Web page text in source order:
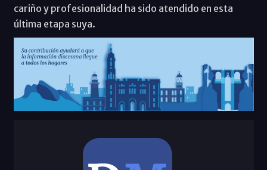
cariño y profesionalidad ha sido atendido en esta
última etapa suya.